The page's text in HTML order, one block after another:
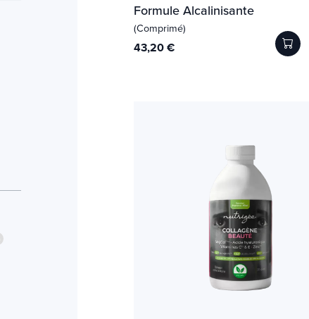
Formule Alcalinisante
(Comprimé)
43,20 €